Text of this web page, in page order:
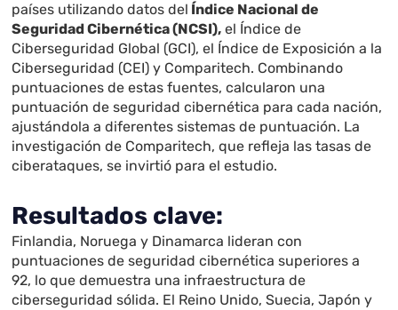
países utilizando datos del Índice Nacional de
Seguridad Cibernética (NCSI), el Índice de
Ciberseguridad Global (GCI), el Índice de Exposición a la
Ciberseguridad (CEI) y Comparitech. Combinando
puntuaciones de estas fuentes, calcularon una
puntuación de seguridad cibernética para cada nación,
ajustándola a diferentes sistemas de puntuación. La
investigación de Comparitech, que refleja las tasas de
ciberataques, se invirtió para el estudio.
Resultados clave:
Finlandia, Noruega y Dinamarca lideran con
puntuaciones de seguridad cibernética superiores a
92, lo que demuestra una infraestructura de
ciberseguridad sólida. El Reino Unido, Suecia, Japón y